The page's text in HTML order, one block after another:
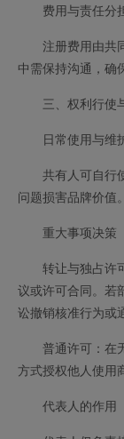
费用与责任分
注册费用由共同
中需保持沟通，确
三、权利行使
日常使用与维
共有人可自行使
问题损害品牌价值
重大事项决策
转让与独占许可
议或许可合同。若
讼撤销核准行为或
普通许可：在无
方式授权他人使用
代表人的作用